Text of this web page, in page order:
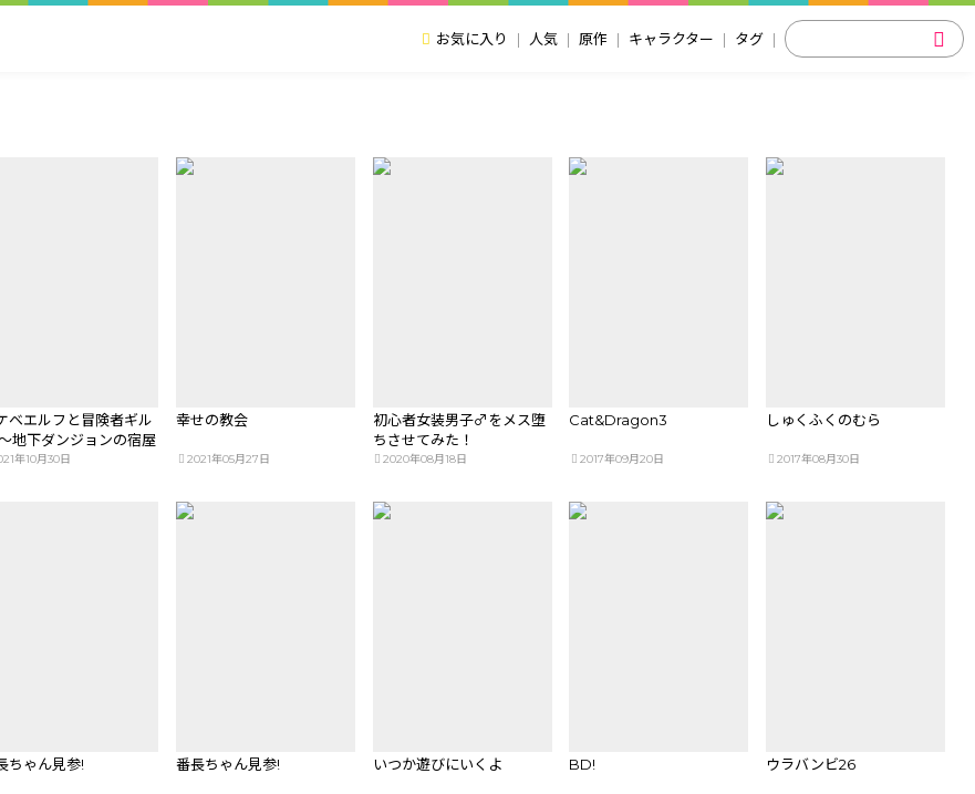
お気に入り 人気 原作 キャラクター タグ
ベエルフと冒険者ギル
地下ダンジョンの宿屋
年10月30日
幸せの教会
2021年05月27日
初心者女装男子♂をメス堕
ちさせてみた！
2020年08月18日
Cat&Dragon3
2017年09月20日
しゅくふくのむら
2017年08月30日
ちゃん見参! 番長ちゃん見参! いつか遊びにいくよ BD! ウラバンビ26